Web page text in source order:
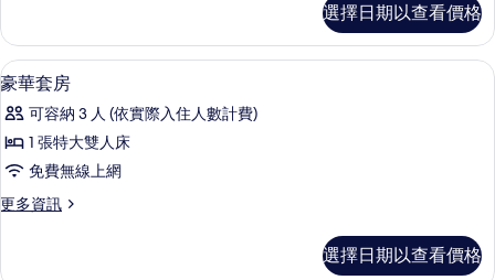
的
所
有
相
片
雙
床
房
詳
情
選擇日期以查看價格
顯
示
豪
華
套
房
所
42-吋 LCD 液晶電視、衛星頻道、電視
7
豪華套房
可容納 3 人 (依實際入住人數計費)
1 張特大雙人床
免費無線上網
更多資訊
更
選擇日期以查看價格